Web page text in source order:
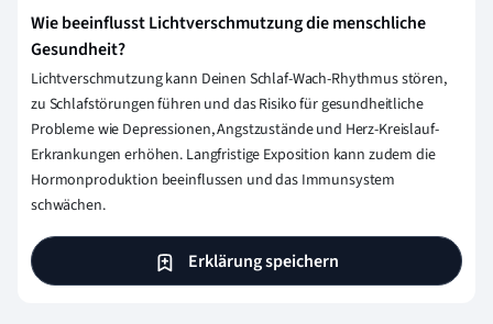
Wie beeinflusst Lichtverschmutzung die menschliche
Gesundheit?
Lichtverschmutzung kann Deinen Schlaf-Wach-Rhythmus stören,
zu Schlafstörungen führen und das Risiko für gesundheitliche
Probleme wie Depressionen, Angstzustände und Herz-Kreislauf-
Erkrankungen erhöhen. Langfristige Exposition kann zudem die
Hormonproduktion beeinflussen und das Immunsystem
schwächen.
Erklärung speichern